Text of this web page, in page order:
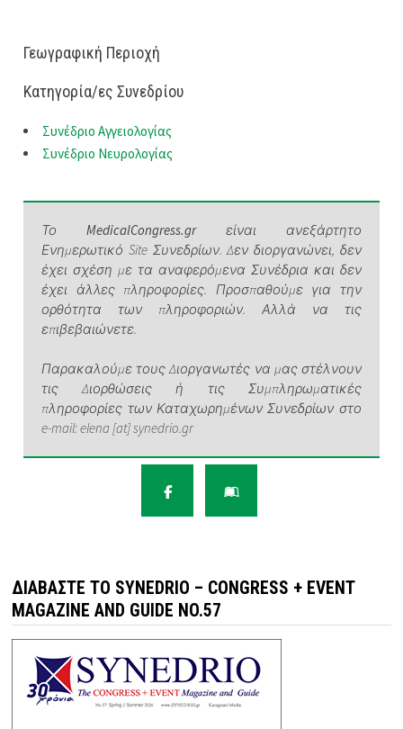
Γεωγραφική Περιοχή
Κατηγορία/ες Συνεδρίου
Συνέδριο Αγγειολογίας
Συνέδριο Νευρολογίας
ΤοMedicalCongress.grείναι ανεξάρτητο
Ενημερωτικό Site Συνεδρίων. Δεν διοργανώνει, δεν
έχει σχέση με τα αναφερόμενα Συνέδρια και δεν
έχει άλλες πληροφορίες. Προσπαθούμε για την
ορθότητα των πληροφοριών. Αλλά να τις
επιβεβαιώνετε.
Παρακαλούμε τους Διοργανωτές να μας στέλνουν
τις Διορθώσεις ή τις Συμπληρωματικές
πληροφορίες των Καταχωρημένων Συνεδρίων στο
e-mail: elena [at] synedrio.gr
ΔΙΑΒΆΣΤΕ ΤΟ SYNEDRIO – CONGRESS + EVENT
MAGAZINE AND GUIDE NO.57